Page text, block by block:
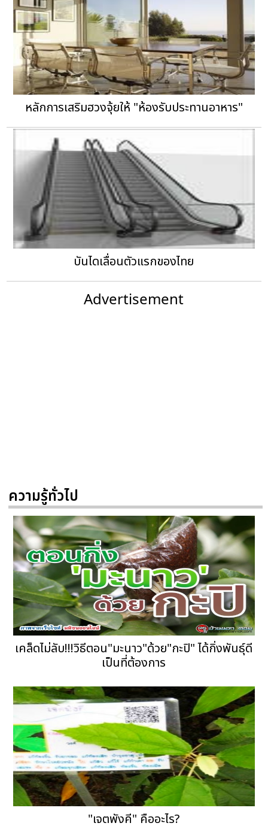
หลักการเสริมฮวงจุ้ยให้ "ห้องรับประทานอาหาร"
บันไดเลื่อนตัวแรกของไทย
Advertisement
ความรู้ทั่วไป
เคล็ดไม่ลับ!!!วิธีตอน"มะนาว"ด้วย"กะปิ" ได้กิ่งพันธุ์ดี
เป็นที่ต้องการ
"เจตพังคี" คืออะไร?